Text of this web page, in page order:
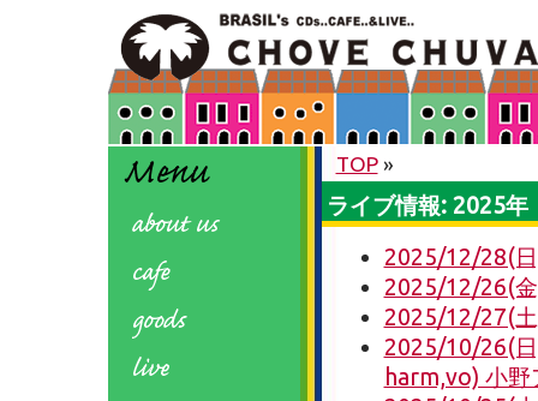
TOP»
ライブ情報: 2025年
2025/12/28(
2025/12/26(
2025/12/27(
2025/10/26(
harm,vo) 小